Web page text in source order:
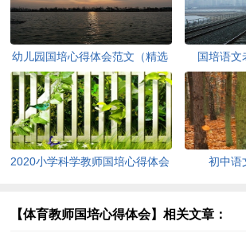
幼儿园国培心得体会范文（精选
4篇）
国培语文
2020小学科学教师国培心得体会
初中语
【体育教师国培心得体会】相关文章：